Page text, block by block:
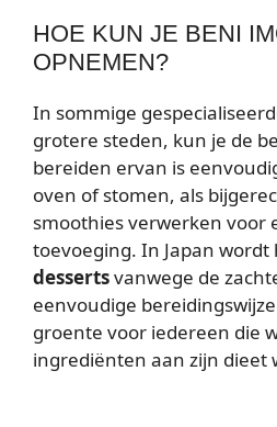
HOE KUN JE BENI
OPNEMEN?
In sommige
grotere steden, kun je de
bereiden ervan is
oven of stomen, als
smoothies verwerken voor
toevoeging. In Japan
dessertsvanwege de
eenvoudige
groente voor iedereen die
ingrediënten aan zijn dieet